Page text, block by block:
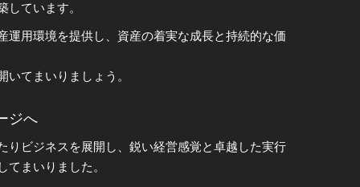
ています。
用環境を提供し、資産の着実な成長と持続的な価
てまいりましょう。
ジへ
りビジネスを展開し、鋭い経営感覚と卓越した実行
まいりました。